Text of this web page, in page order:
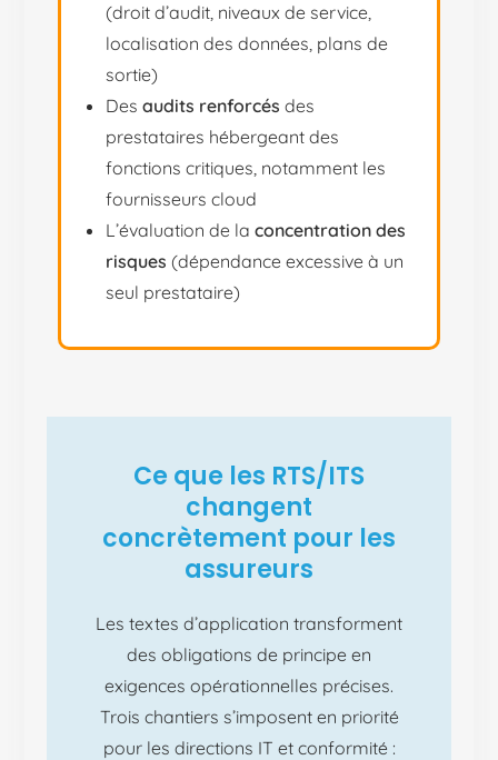
(droit d’audit, niveaux de service,
localisation des données, plans de
sortie)
Desaudits renforcés des
prestataires hébergeant des
fonctions critiques, notamment les
fournisseurs cloud
L’évaluation de laconcentration des
risques (dépendance excessive à un
seul prestataire)
Ce que les RTS/ITS
changent
concrètement pour les
assureurs
Les textes d’application transforment
des obligations de principe en
exigences opérationnelles précises.
Trois chantiers s’imposent en priorité
pour les directions IT et conformité :